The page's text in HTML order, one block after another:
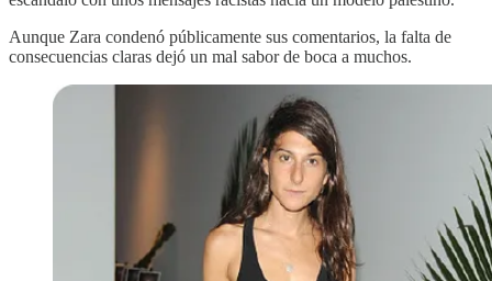
Aunque Zara condenó públicamente sus comentarios, la falta de
consecuencias claras dejó un mal sabor de boca a muchos.